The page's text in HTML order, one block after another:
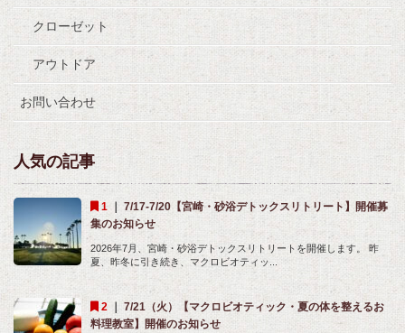
クローゼット
アウトドア
お問い合わせ
人気の記事
7/17-7/20【宮崎・砂浴デトックスリトリート】開催募
集のお知らせ
2026年7月、宮崎・砂浴デトックスリトリートを開催します。 昨
夏、昨冬に引き続き、マクロビオティッ...
｜ 7/21（火）【マクロビオティック・夏の体を整えるお
料理教室】開催のお知らせ